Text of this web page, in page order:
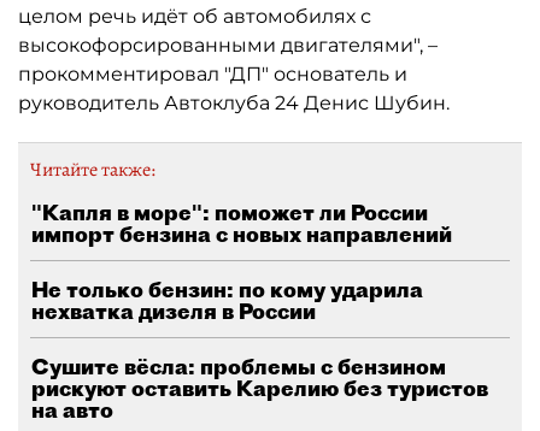
целом речь идёт об автомобилях с
высокофорсированными двигателями", –
прокомментировал "ДП" основатель и
руководитель Автоклуба 24 Денис Шубин.
Читайте также:
"Капля в море": поможет ли России
импорт бензина с новых направлений
Не только бензин: по кому ударила
нехватка дизеля в России
Сушите вёсла: проблемы с бензином
рискуют оставить Карелию без туристов
на авто